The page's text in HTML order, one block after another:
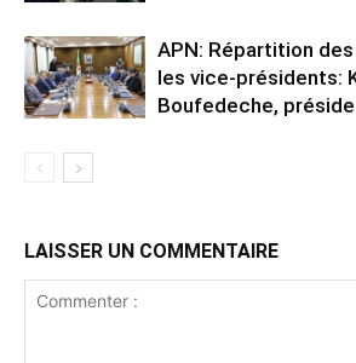
APN: Répartition
les vice-présidents:
Boufedeche,
LAISSER UN COMMENTAIRE